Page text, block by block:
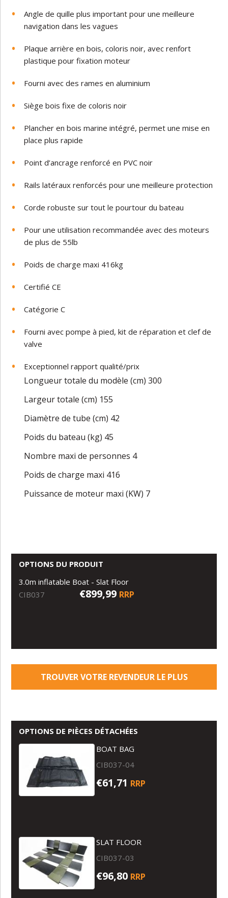
Angle de quille plus important pour une meilleure
navigation dans les vagues
Plaque arrière en bois, coloris noir, avec renfort
plastique pour fixation moteur
Fourni avec des rames en aluminium
Siège bois fixe de coloris noir
Plancher en bois marine intégré, permet une mise en
place plus rapide
Point d’ancrage renforcé en PVC noir
Rails latéraux renforcés pour une meilleure protection
Corde robuste sur tout le pourtour du bateau
Pour une utilisation recommandée avec des moteurs
de plus de 55lb
Poids de charge maxi 416kg
Certifié CE
Catégorie C
Fourni avec pompe à pied, kit de réparation et clef de
valve
Exceptionnel rapport qualité/prix
Longueur totale du modèle (cm) 300
Largeur totale (cm) 155
Diamètre de tube (cm) 42
Poids du bateau (kg) 45
Nombre maxi de personnes 4
Poids de charge maxi 416
Puissance de moteur maxi (KW) 7
OPTIONS DU PRODUIT
3.0m inflatable Boat - Slat Floor
CIB037
€899,99 RRP
TROUVER VOTRE REVENDEUR LE PLUS
OPTIONS DE PIÈCES DÉTACHÉES
BOAT BAG
CIB037-04
€61,71 RRP
SLAT FLOOR
CIB037-03
€96,80 RRP